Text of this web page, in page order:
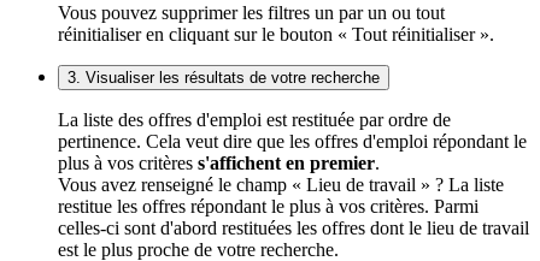
Vous pouvez supprimer les filtres un par un ou tout
réinitialiser en cliquant sur le bouton « Tout réinitialiser ».
3. Visualiser les résultats de votre recherche
La liste des offres d'emploi est restituée par ordre de
pertinence. Cela veut dire que les offres d'emploi répondant le
plus à vos critères s'affichent en premier.
Vous avez renseigné le champ « Lieu de travail » ? La liste
restitue les offres répondant le plus à vos critères. Parmi
celles-ci sont d'abord restituées les offres dont le lieu de travail
est le plus proche de votre recherche.